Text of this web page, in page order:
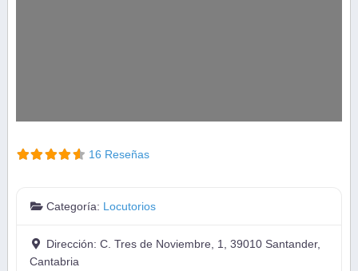
16 Reseñas
Categoría: Locutorios
Dirección:C. Tres de Noviembre, 1, 39010 Santander,
Cantabria